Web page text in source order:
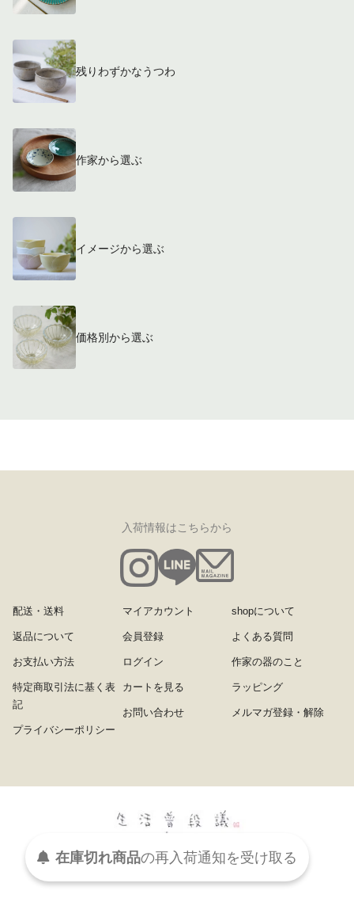
残りわずかなうつわ
作家から選ぶ
イメージから選ぶ
価格別から選ぶ
入荷情報はこちらから
配送・送料
返品について
お支払い方法
特定商取引法に基く表
記
プライバシーポリシー
マイアカウント
会員登録
ログイン
カートを見る
お問い合わせ
shopについて
よくある質問
作家の器のこと
ラッピング
メルマガ登録・解除
Copyright (C) cabbage-net inc. All Right Reserved.
在庫切れ商品の再入荷通知を受け取る